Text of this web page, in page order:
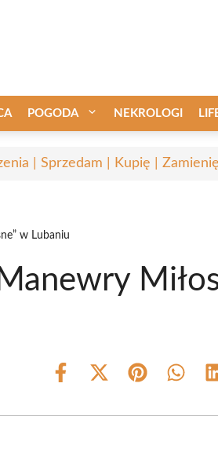
POGODA NEKROLOGI
| Sprzedam | Kupię |
w Lubaniu
Share
Share
(Twitter)
Share Share